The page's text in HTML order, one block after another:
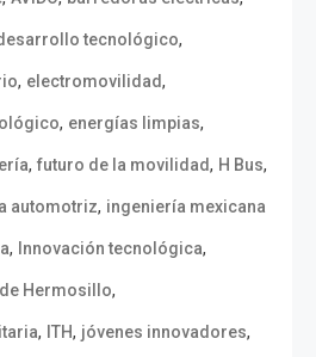
tecnológico,
, electromovilidad,
, energías limpias,
, futuro de la movilidad, H Bus,
automotriz, ingeniería mexicana
, Innovación tecnológica,
Hermosillo,
, ITH, jóvenes innovadores,